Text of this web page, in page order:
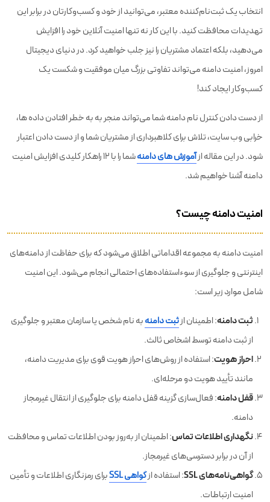
انتخاب یک ثبت‌نام‌کننده معتبر، می‌توانید از خود و کسب‌وکارتان در برابر این
تهدیدات محافظت کنید. با این کار نه تنها امنیت آنلاین خود را افزایش
می‌دهید، بلکه اعتماد مشتریان را نیز جلب خواهید کرد. در دنیای دیجیتال
امروز، امنیت دامنه می‌تواند تفاوتی بزرگ میان موفقیت و شکست یک
کسب‌وکار ایجاد کند!
از دست دادن کنترل نام دامنه شما می‌تواند منجر به به خطر افتادن داده ها،
خرابی وب سایت، تلاش برای کلاهبرداری از مشتریان شما و از دست دادن اعتبار
شود. در این مقاله ازآموزش های دامنه
شما را با ۱۲ راهکار کلیدی افزایش امنیت
دامنه آشنا خواهیم شد.
امنیت دامنه چیست؟
امنیت دامنه به مجموعه اقداماتی اطلاق می‌شود که برای حفاظت از دامنه‌های
اینترنتی و جلوگیری از سوءاستفاده‌های احتمالی انجام می‌شود. این امنیت
شامل موارد زیر است:
ثبت دامنه: اطمینان ازثبت دامنهبه نام شخص یا سازمان معتبر و جلوگیری
از ثبت دامنه توسط اشخاص ثالث.
احراز هویت: استفاده از روش‌های احراز هویت قوی برای مدیریت دامنه،
مانند تأیید هویت دو مرحله‌ای.
قفل دامنه: فعال‌سازی گزینه قفل دامنه برای جلوگیری از انتقال غیرمجاز
دامنه.
نگهداری اطلاعات تماس: اطمینان از به‌روز بودن اطلاعات تماس و محافظت
از آن در برابر دسترسی‌های غیرمجاز.
گواهی‌نامه‌های SSL : استفاده ازگواهی‌ SSL
برای رمزنگاری اطلاعات و تأمین
امنیت ارتباطات.